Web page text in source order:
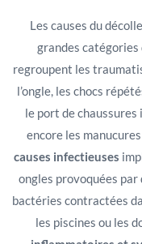
Les causes du
grandes catégories
regroupent les
l’ongle, les chocs
le port de
encore les
causes infectieuses
ongles provoquées par
bactéries contractées
les piscines ou les